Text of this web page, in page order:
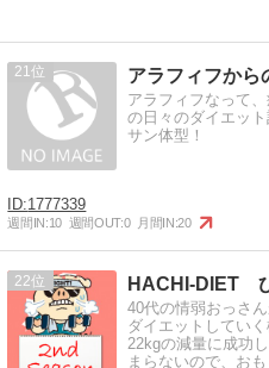
21 アラフィフから
アラフィフなって
の日々のダイエッ
サン体型！
1777339
週間IN:10 週間OUT:0 月間IN:20
22
40代の情弱おっさ
ダイエットしてい
22kgの減量に成功
まらないので、お